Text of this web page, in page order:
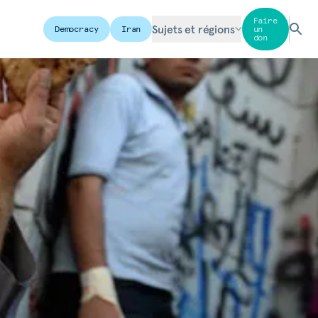
Democracy Iran Sujets et régions
Faire
un
don